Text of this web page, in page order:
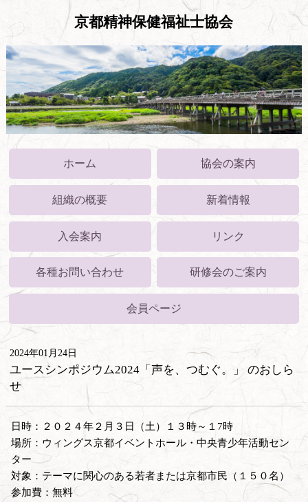
京都精神保健福祉士協会
ホーム 協会の案内
組織の概要 新着情報
入会案内 リンク
各種お問い合わせ 研修会のご案内
会員ページ
2024年01月24日
ユースシンポジウム2024「声を、つむぐ。」 のおしら
せ
日時：２０２４年２月３日（土）１３時～１7時
場所：ウィングス京都イベントホール・中央青少年活動セン
ター
対象：テーマに関心のある若者または京都市民（１５０名）
参加費：無料